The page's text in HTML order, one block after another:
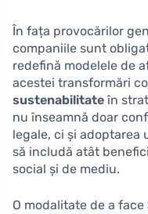
În fața provocărilor
companiile sunt
redefină modelele de
acestei transformări
sustenabilitateîn
nu înseamnă doar
legale, ci și adoptarea
să includă atât
social și de mediu.
O modalitate de a